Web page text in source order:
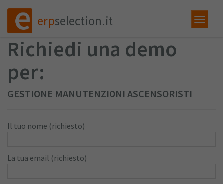
erpselection.it
Richiedi una demo
per:
GESTIONE MANUTENZIONI ASCENSORISTI
Il tuo nome (richiesto)
La tua email (richiesto)